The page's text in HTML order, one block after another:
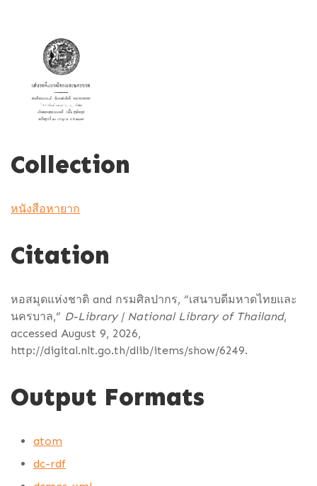
Collection
หนังสือหายาก
Citation
หอสมุดแห่งชาติ and กรมศิลปากร, “เสนาบดีมหาดไทยและ
นครบาล,” D-Library | National Library of Thailand,
accessed August 9, 2026,
http://digital.nlt.go.th/dlib/items/show/6249.
Output Formats
atom
dc-rdf